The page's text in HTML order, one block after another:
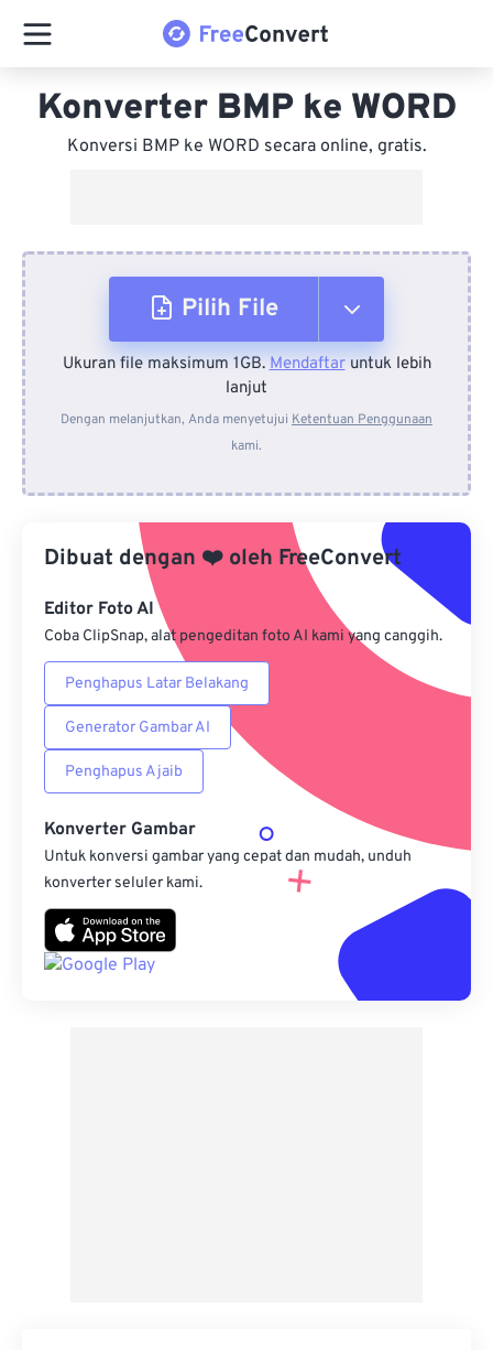
Konverter BMP ke WORD
Konversi BMP ke WORD secara online, gratis.
Pilih File
Dari Perangkat
Dari Dropbox
Dari Google Drive
Dari Url
Ukuran file maksimum 1GB.Mendaftaruntuk lebih
lanjut
Dengan melanjutkan, Anda menyetujui Ketentuan Penggunaan
kami.
Dibuat dengan ❤️ oleh FreeConvert
Editor Foto AI
Coba ClipSnap, alat pengeditan foto AI kami yang canggih.
Penghapus Latar Belakang
Generator Gambar AI
Penghapus Ajaib
Konverter Gambar
Untuk konversi gambar yang cepat dan mudah, unduh
konverter seluler kami.